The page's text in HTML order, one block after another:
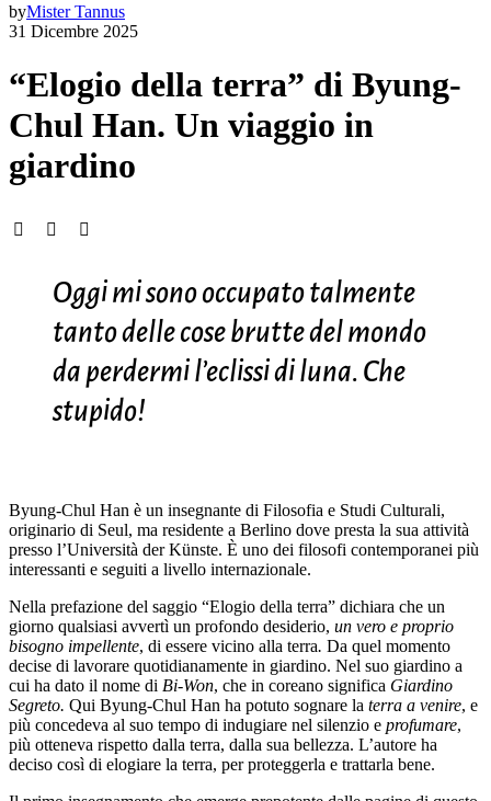
byMister Tannus
31 Dicembre 2025
“Elogio della terra” di Byung-
Chul Han. Un viaggio in
giardino
Oggi mi sono occupato talmente
tanto delle cose brutte del mondo
da perdermi l’eclissi di luna. Che
stupido!
Byung-Chul Han è un insegnante di Filosofia e Studi Culturali,
originario di Seul, ma residente a Berlino dove presta la sua attività
presso l’Università der Künste. È uno dei filosofi contemporanei più
interessanti e seguiti a livello internazionale.
Nella prefazione del saggio “Elogio della terra” dichiara che un
giorno qualsiasi avvertì un profondo desiderio, un vero e proprio
bisogno impellente, di essere vicino alla terra. Da quel momento
decise di lavorare quotidianamente in giardino. Nel suo giardino a
cui ha dato il nome di Bi-Won, che in coreano significa Giardino
Segreto. Qui Byung-Chul Han ha potuto sognare la terra a venire, e
più concedeva al suo tempo di indugiare nel silenzio e profumare,
più otteneva rispetto dalla terra, dalla sua bellezza. L’autore ha
deciso così di elogiare la terra, per proteggerla e trattarla bene.